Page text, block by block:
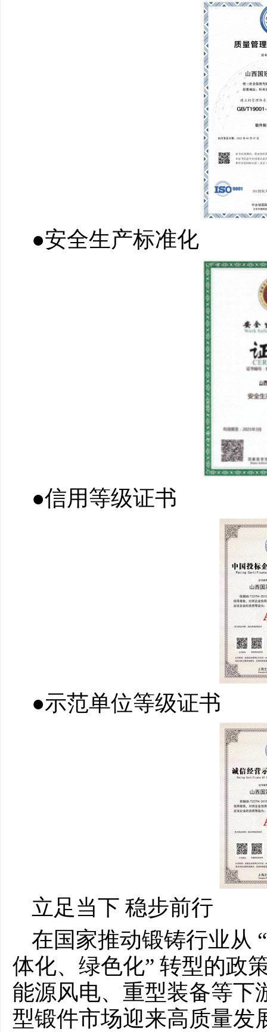
●安全生产标准化
●信用等级证书
●示范单位等级证书
立足当下 稳步前行
在国家推动锻铸行业从
体化、绿色化” 转型的政
能源风电、重型装备等下
型锻件市场迎来高质量发